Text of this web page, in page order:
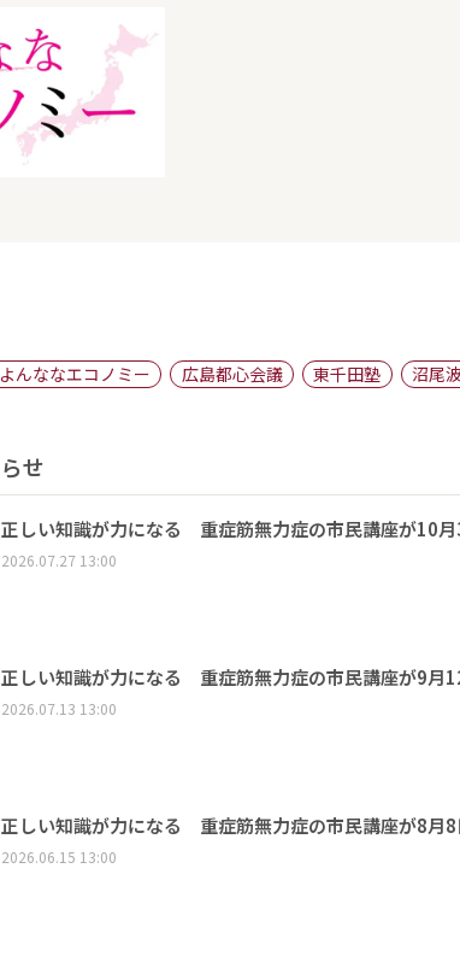
よんななエコノミー 広島都心会議 東千田塾 沼尾
せ
正しい知識が力になる 重症筋無力症の市民講座が10
2026.07.27 13:00
正しい知識が力になる 重症筋無力症の市民講座が9月
2026.07.13 13:00
正しい知識が力になる 重症筋無力症の市民講座が8月
2026.06.15 13:00